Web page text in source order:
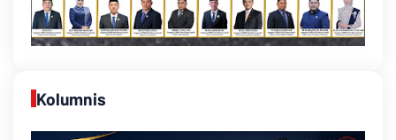
Kolumnis